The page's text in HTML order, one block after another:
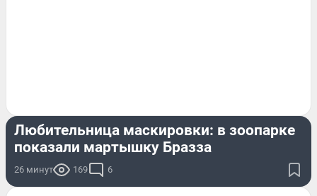
Любительница маскировки: в зоопарке
показали мартышку Бразза
26 минут 169 6